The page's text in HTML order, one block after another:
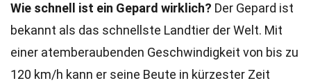
Wie schnell ist ein Gepard wirklich? Der Gepard ist
bekannt als das schnellste Landtier der Welt. Mit
einer atemberaubenden Geschwindigkeit von bis zu
120 km/h kann er seine Beute in kürzester Zeit